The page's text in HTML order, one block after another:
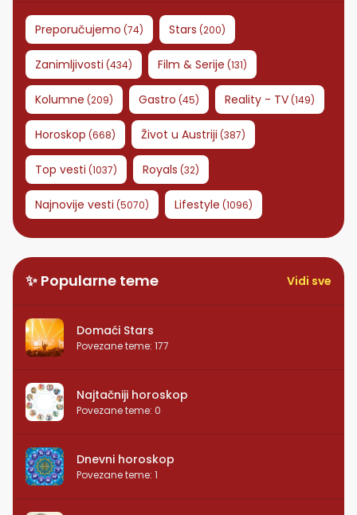
Preporučujemo (74) Stars (200)
Zanimljivosti (434) Film & Serije (131)
Kolumne (209) Gastro (45) Reality - TV(149)
Horoskop (668) Život u Austriji (387)
Top vesti (1037) Royals (32)
Najnovije vesti (5070) Lifestyle (1096)
✨ Popularne teme Vidi sve
Domaći Stars
Povezane teme: 177
Najtačniji horoskop
Povezane teme: 0
Dnevni horoskop
Povezane teme: 1